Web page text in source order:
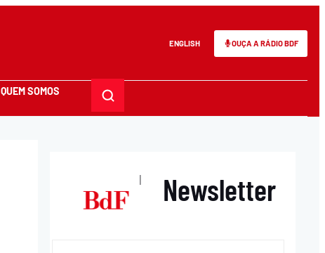
ENGLISH OUÇA A RÁDIO BDF
QUEM SOMOS
| Newsletter